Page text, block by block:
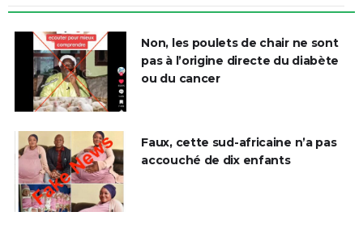
Non, les poulets de chair ne sont
pas à l’origine directe du diabète
ou du cancer
Faux, cette sud-africaine n’a pas
accouché de dix enfants